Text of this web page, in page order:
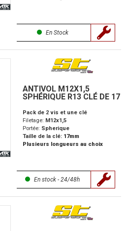
En Stock
ANTIVOL M12X1,5
SPHÉRIQUE R13 CLÉ DE 17
Pack de 2 vis et une clé
Filetage: M12x1,5
Portée: Spherique
Taille de la clé: 17mm
Plusieurs longueurs au choix
En stock - 24/48h